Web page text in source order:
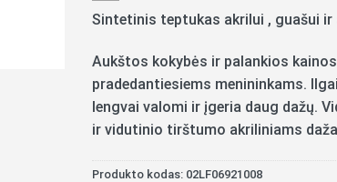
Sintetinis teptukas akrilui , guašui ir
Aukštos kokybės ir palankios
pradedantiesiems menininkams.
lengvai valomi ir įgeria daug dažų.
ir vidutinio tirštumo akriliniams
Produkto kodas: 02LF06921008